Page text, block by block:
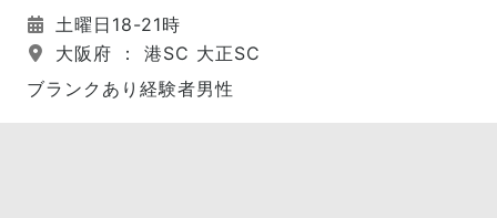
土曜日18-21時
大阪府 ： 港SC 大正SC
ブランクあり経験者男性